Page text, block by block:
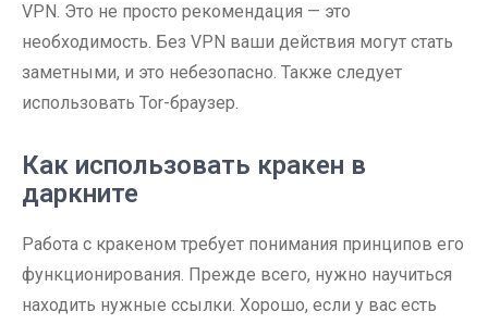
VPN. Это не просто рекомендация — это
необходимость. Без VPN ваши действия могут стать
заметными, и это небезопасно. Также следует
использовать Tor-браузер.
Как использовать кракен в
даркните
Работа с кракеном требует понимания принципов его
функционирования. Прежде всего, нужно научиться
находить нужные ссылки. Хорошо, если у вас есть